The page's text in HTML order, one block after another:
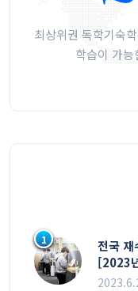
최상위권 독학기숙
학습이 가
1
전국 재
[2023